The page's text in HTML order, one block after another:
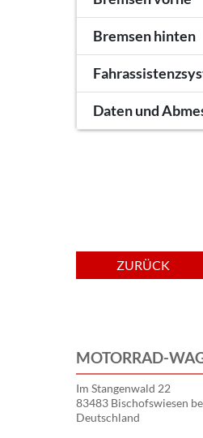
Bremsen hinten
Daten und
ZURÜCK
MOTORRAD-
Im Stangenwald 22
83483 Bischofswiesen
Deutschland